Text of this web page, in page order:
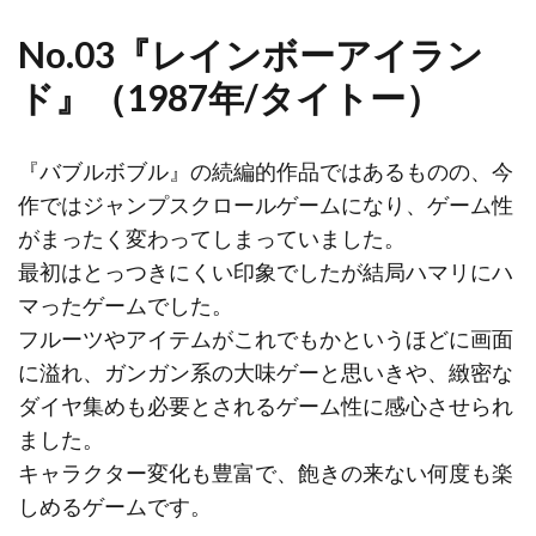
No.03『レインボーアイラン
ド』（1987年/タイトー）
『バブルボブル』の続編的作品ではあるものの、今
作ではジャンプスクロールゲームになり、ゲーム性
がまったく変わってしまっていました。
最初はとっつきにくい印象でしたが結局ハマリにハ
マったゲームでした。
フルーツやアイテムがこれでもかというほどに画面
に溢れ、ガンガン系の大味ゲーと思いきや、緻密な
ダイヤ集めも必要とされるゲーム性に感心させられ
ました。
キャラクター変化も豊富で、飽きの来ない何度も楽
しめるゲームです。